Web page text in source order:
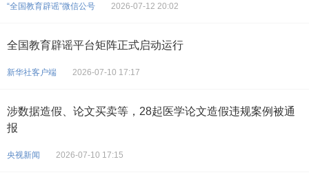
“全国教育辟谣”微信公号 2026-07-12 20:02
全国教育辟谣平台矩阵正式启动运行
新华社客户端 2026-07-10 17:17
涉数据造假、论文买卖等，28起医学论文造假违规案例被通
报
央视新闻 2026-07-10 17:15